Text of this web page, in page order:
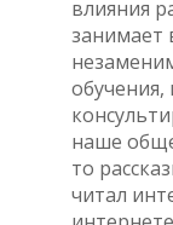
влияния
занимает
обучения,
наше
то
читал